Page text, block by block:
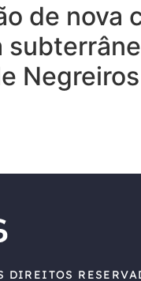
de nova
Negreiros
DIREITOS